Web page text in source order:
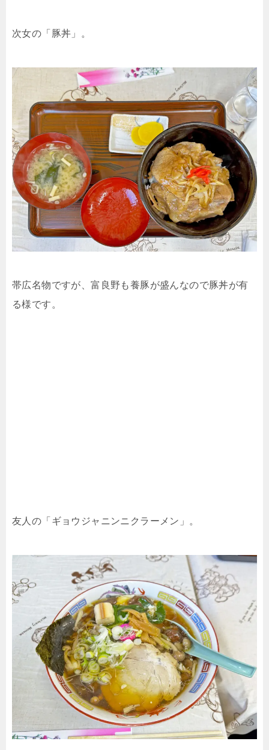
次女の「豚丼」。
帯広名物ですが、富良野も養豚が盛んなので豚丼が有
る様です。
友人の「ギョウジャニンニクラーメン」。